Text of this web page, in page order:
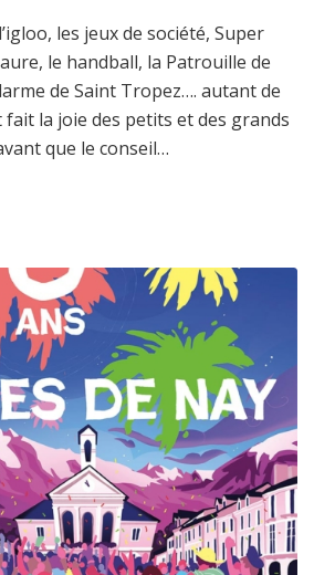
les jeux de société, Super
le handball, la Patrouille de
de Saint Tropez…. autant de
la joie des petits et des grands
que le conseil…